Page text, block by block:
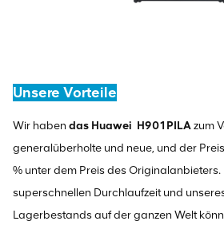
Unsere Vorteile
Wir haben das Huawei H901PILAzum
generalüberholte und neue, und der
% unter dem Preis des
superschnellen Durchlaufzeit und
Lagerbestands auf der ganzen Welt